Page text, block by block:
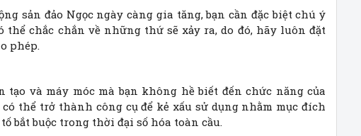
sản đảo Ngọc ngày càng gia tăng, bạn cần đặc biệt chú ý
chắc chắn về những thứ sẽ xảy ra, do đó, hãy luôn đặt
phép.
và máy móc mà bạn không hề biết đến chức năng của
thể trở thành công cụ để kẻ xấu sử dụng nhằm mục đích
bắt buộc trong thời đại số hóa toàn cầu.